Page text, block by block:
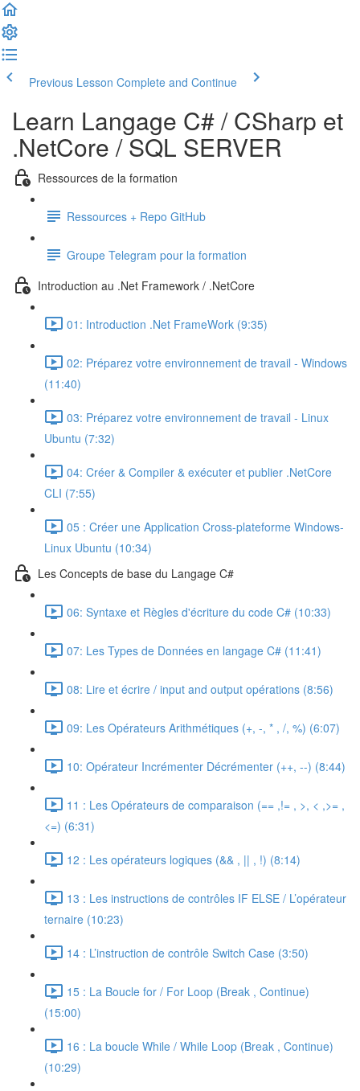
Previous Lesson Complete and Continue
Learn Langage C# / CSharp et
.NetCore / SQL SERVER
Ressources de la formation
Ressources + Repo GitHub
Groupe Telegram pour la formation
Introduction au .Net Framework / .NetCore
01: Introduction .Net FrameWork (9:35)
02: Préparez votre environnement de travail - Windows
(11:40)
03: Préparez votre environnement de travail - Linux
Ubuntu (7:32)
04: Créer & Compiler & exécuter et publier .NetCore
CLI (7:55)
05 : Créer une Application Cross-plateforme Windows-
Linux Ubuntu (10:34)
Les Concepts de base du Langage C#
06: Syntaxe et Règles d'écriture du code C# (10:33)
07: Les Types de Données en langage C# (11:41)
08: Lire et écrire / input and output opérations (8:56)
09: Les Opérateurs Arithmétiques (+, -, * , /, %) (6:07)
10: Opérateur Incrémenter Décrémenter (++, --) (8:44)
11 : Les Opérateurs de comparaison (== ,!= , >, < ,>= ,
<=) (6:31)
12 : Les opérateurs logiques (&& , || , !) (8:14)
13 : Les instructions de contrôles IF ELSE / L’opérateur
ternaire (10:23)
14 : L’instruction de contrôle Switch Case (3:50)
15 : La Boucle for / For Loop (Break , Continue)
(15:00)
16 : La boucle While / While Loop (Break , Continue)
(10:29)